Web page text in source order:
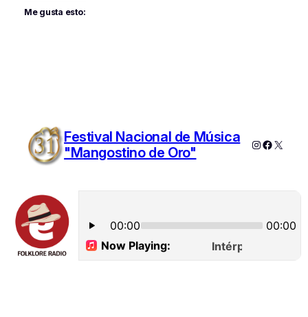
Me gusta esto:
Festival Nacional de Música
"Mangostino de Oro"
Instagram
X